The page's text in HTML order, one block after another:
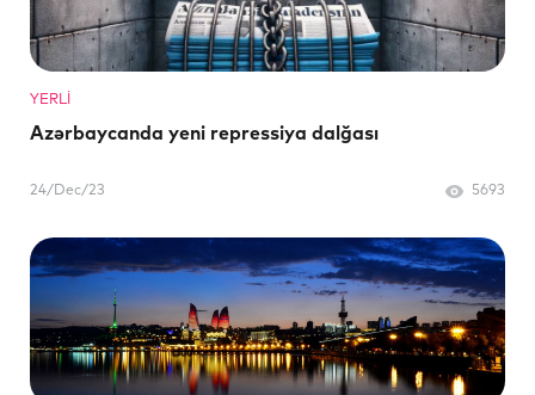
YERLI
Azərbaycanda yeni repressiya dalğası
24/Dec/23 5693